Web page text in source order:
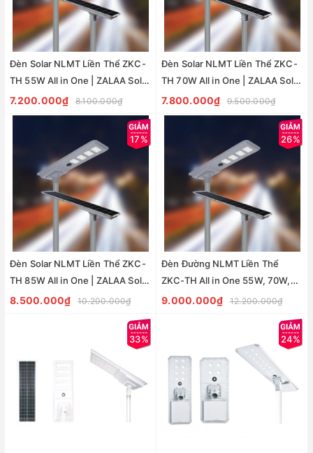
Đèn Solar NLMT Liền Thể ZKC-
TH 55W All in One | ZALAA Solar
Street Light
7.200.000₫ 8.100.000₫
Đèn Solar NLMT Liền Thể ZKC-
TH 70W All in One | ZALAA Solar
Street Light
7.800.000₫ 9.500.000₫
17%
Đèn Solar NLMT Liền Thể ZKC-
TH 85W All in One | ZALAA Solar
Street Light
8.500.000₫ 10.200.000₫
26%
Đèn Đường NLMT Liền Thể
ZKC-TH All in One 55W, 70W,
85W | ZALAA Solar Street Light
9.000.000₫ 12.200.000₫
33% 24%